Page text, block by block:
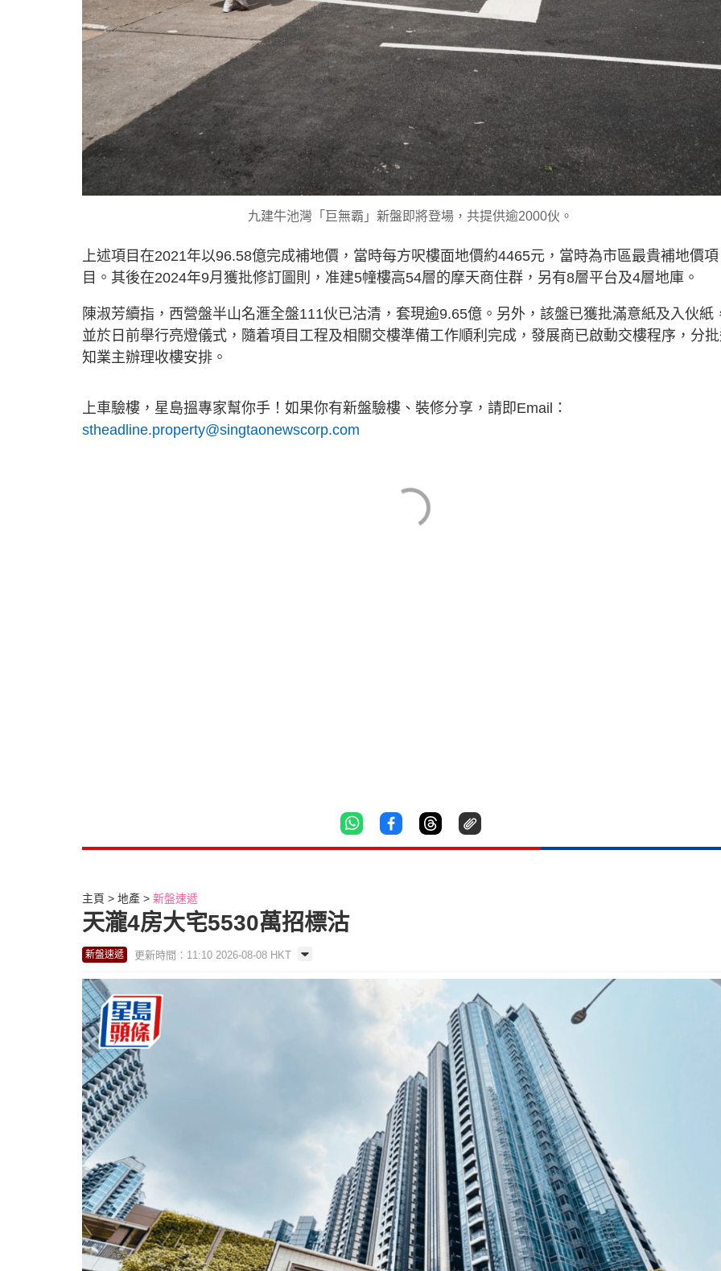
九建牛池灣「巨無霸」新盤即將登場，共提供逾2000伙。
上述項目在2021年以96.58億完成補地價，當時每方呎樓面地價約4465元，當時為市區最貴補地價項
目。其後在2024年9月獲批修訂圖則，准建5幢樓高54層的摩天商住群，另有8層平台及4層地庫。
陳淑芳續指，西營盤半山名滙全盤111伙已沽清，套現逾9.65億。另外，該盤已獲批滿意紙及入伙紙
並於日前舉行亮燈儀式，隨着項目工程及相關交樓準備工作順利完成，發展商已啟動交樓程序，分
知業主辦理收樓安排。
上車驗樓，星島搵專家幫你手！如果你有新盤驗樓、裝修分享，請即Email：
stheadline.property@singtaonewscorp.com
主頁 地產 新盤速遞
天瀧4房大宅5530萬招標沽
新盤速遞 更新時間：11:10 2026-08-08 HKT